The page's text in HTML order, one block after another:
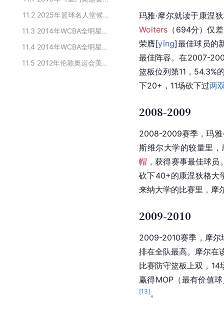
11.2
2025年篮球名人堂候选名单
11.3
2014年WCBA全明星赛首发球员名单
11.4
2014年WCBA全明星赛北区首发阵容
11.5
2012年伦敦奥运会美国女子篮球队球员阵容
玛雅·摩尔就读于康涅
Wolters （694分）仅
荣膺[yīng]最佳球员的
最佳阵容。在2007-
篮板位列第11，54.3%
下20+，11场砍下过两
2008-2009
2008-2009赛季，玛雅
斯维尔大学的较量里
帽 ，获得赛事最佳球
砍下40+的康涅狄格大
来纳大学的比赛里，摩
2009-2010
2009-2010赛季，摩尔
排在全队最高。摩尔在
比赛防守篮板上双，14
赢得MOP（最有价值
[13]。